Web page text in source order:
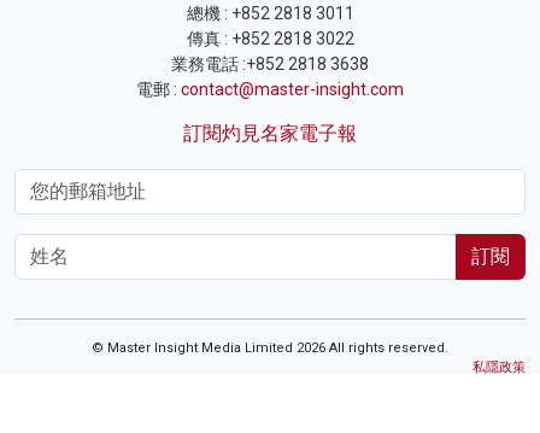
總機 : +852 2818 3011
傳真 : +852 2818 3022
業務電話 :+852 2818 3638
電郵 : contact@master-insight.com
訂閱灼見名家電子報
訂閱
© Master Insight Media Limited 2026 All rights reserved.
私隱政策